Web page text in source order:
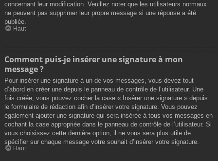
concernant leur modification. Veuillez noter que les utilisateurs normaux
ne peuvent pas supprimer leur propre message si une réponse a été
publiée.
Haut
Comment puis-je insérer une signature à mon
message ?
Pour insérer une signature à un de vos messages, vous devez tout
d’abord en créer une depuis le panneau de contrôle de l’utilisateur. Une
fois créée, vous pouvez cocher la case « Insérer une signature » depuis
le formulaire de rédaction afin d’insérer votre signature. Vous pouvez
également ajouter une signature qui sera insérée à tous vos messages en
cochant la case appropriée dans le panneau de contrôle de l’utilisateur. Si
vous choisissez cette dernière option, il ne vous sera plus utile de
spécifier sur chaque message votre souhait d’insérer votre signature.
Haut